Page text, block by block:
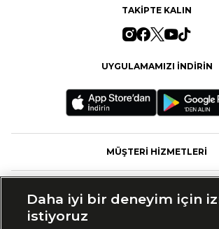
TAKİPTE KALIN
UYGULAMAMIZI İNDİRİN
MÜŞTERİ HİZMETLERİ
Daha iyi bir deneyim için
istiyoruz